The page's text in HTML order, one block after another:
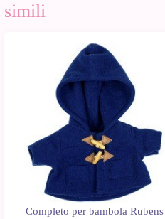
simili
Completo per bambola Rubens